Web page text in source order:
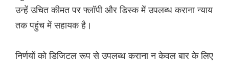
उन्हें उचित कीमत पर फ्लॉपी और डिस्क में उपलब्ध कराना न्याय
तक पहुंच में सहायक है।
निर्णयों को डिजिटल रूप से उपलब्ध कराना न केवल बार के लिए